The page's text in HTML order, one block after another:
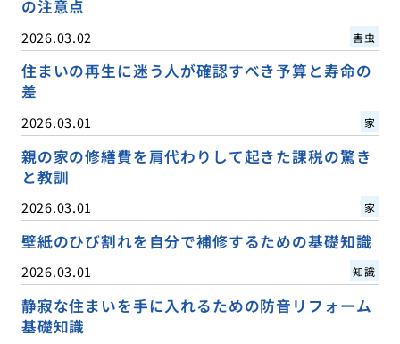
の注意点
2026.03.02 害虫
住まいの再生に迷う人が確認すべき予算と寿命の
差
2026.03.01 家
親の家の修繕費を肩代わりして起きた課税の驚き
と教訓
2026.03.01 家
壁紙のひび割れを自分で補修するための基礎知識
2026.03.01 知識
静寂な住まいを手に入れるための防音リフォーム
基礎知識